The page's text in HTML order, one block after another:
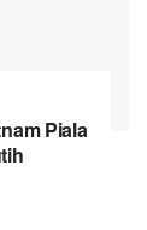
Piala